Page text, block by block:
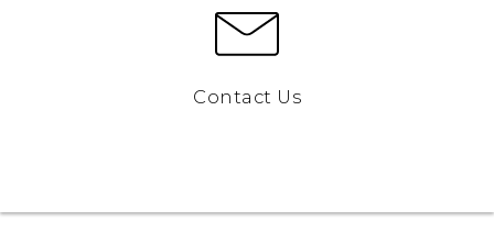
Contact Us